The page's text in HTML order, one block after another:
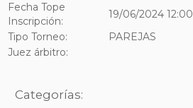
Fecha Tope
Inscripción:
19/06/2024 12:00
Tipo Torneo:
PAREJAS
Juez árbitro:
Categorías: